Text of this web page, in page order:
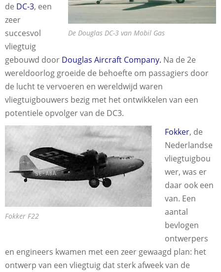
De Douglas DC-3 van Mobil Gas
de DC-3, een
zeer
succesvol
vliegtuig
gebouwd door Douglas Aircraft Company. Na de 2e
wereldoorlog groeide de behoefte om passagiers door
de lucht te vervoeren en wereldwijd waren
vliegtuigbouwers bezig met het ontwikkelen van een
potentiele opvolger van de DC3.
Fokker F22
Fokker, de
Nederlandse
vliegtuigbou
wer, was er
daar ook een
van. Een
aantal
bevlogen
ontwerpers
en engineers kwamen met een zeer gewaagd plan: het
ontwerp van een vliegtuig dat sterk afweek van de